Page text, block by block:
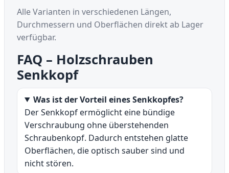
Alle Varianten in verschiedenen Längen,
Durchmessern und Oberflächen direkt ab Lager
verfügbar.
FAQ – Holzschrauben
Senkkopf
Was ist der Vorteil eines Senkkopfes?
Der Senkkopf ermöglicht eine bündige
Verschraubung ohne überstehenden
Schraubenkopf. Dadurch entstehen glatte
Oberflächen, die optisch sauber sind und
nicht stören.